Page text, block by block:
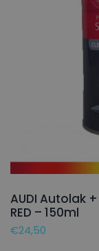
AUDI Autolak
RED – 150ml
€24,50